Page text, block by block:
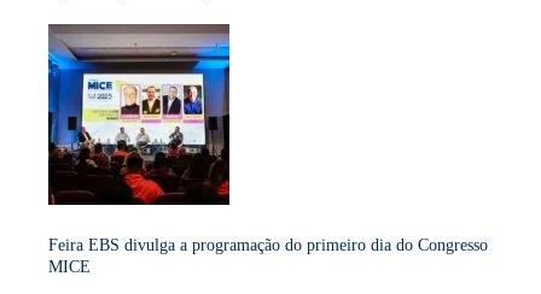
Feira EBS divulga a programação do primeiro dia do Congresso
MICE